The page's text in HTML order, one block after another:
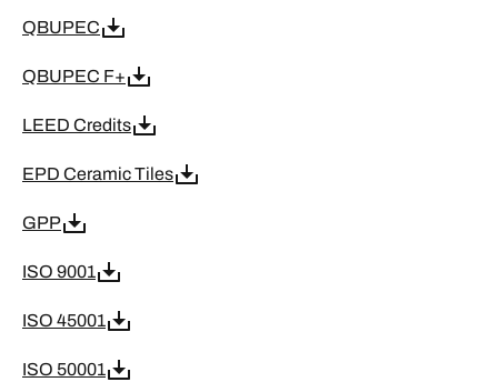
QBUPEC
QBUPEC F+
LEED Credits
EPD Ceramic Tiles
GPP
ISO 9001
ISO 45001
ISO 50001